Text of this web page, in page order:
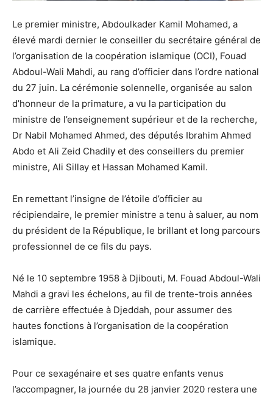
Le premier ministre, Abdoulkader Kamil Mohamed, a
élevé mardi dernier le conseiller du secrétaire général de
l’organisation de la coopération islamique (OCI), Fouad
Abdoul-Wali Mahdi, au rang d’officier dans l’ordre national
du 27 juin. La cérémonie solennelle, organisée au salon
d’honneur de la primature, a vu la participation du
ministre de l’enseignement supérieur et de la recherche,
Dr Nabil Mohamed Ahmed, des députés Ibrahim Ahmed
Abdo et Ali Zeid Chadily et des conseillers du premier
ministre, Ali Sillay et Hassan Mohamed Kamil.
En remettant l’insigne de l’étoile d’officier au
récipiendaire, le premier ministre a tenu à saluer, au nom
du président de la République, le brillant et long parcours
professionnel de ce fils du pays.
Né le 10 septembre 1958 à Djibouti, M. Fouad Abdoul-Wali
Mahdi a gravi les échelons, au fil de trente-trois années
de carrière effectuée à Djeddah, pour assumer des
hautes fonctions à l’organisation de la coopération
islamique.
Pour ce sexagénaire et ses quatre enfants venus
l’accompagner, la journée du 28 janvier 2020 restera une